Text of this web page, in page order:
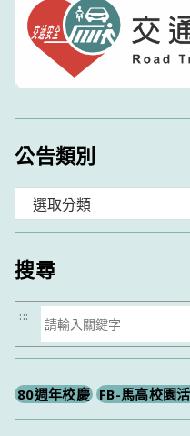
公告類別
類
搜尋
搜
尋
:::
80週年校慶 FB-馬高校園